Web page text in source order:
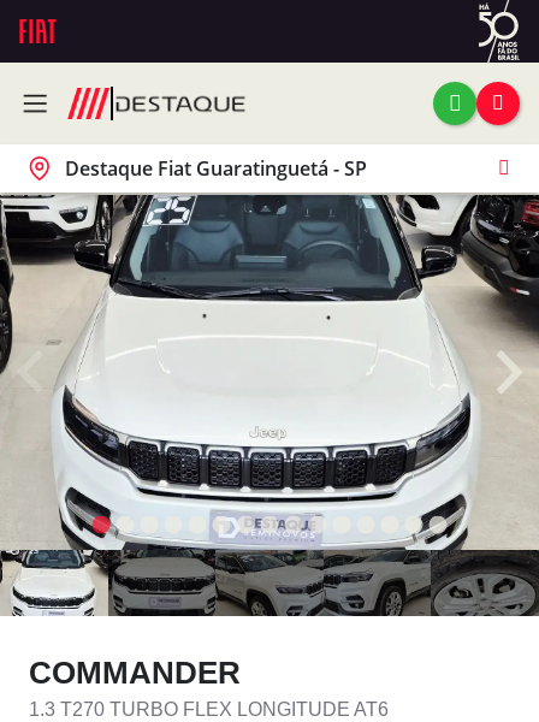
Destaque Fiat Guaratinguetá - SP
COMMANDER
1.3 T270 TURBO FLEX LONGITUDE AT6